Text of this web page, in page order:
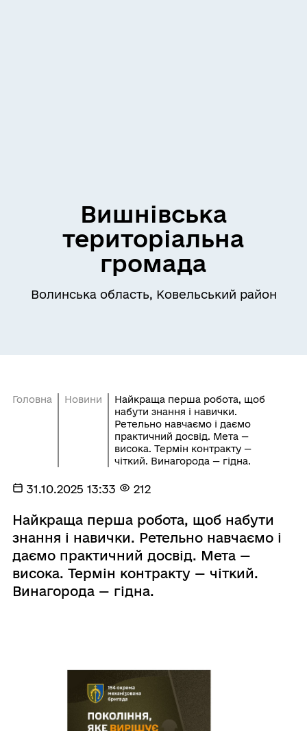
Вишнівська
територіальна
громада
Волинська область, Ковельський район
Головна Новини
Найкраща перша робота, щоб
набути знання і навички.
Ретельно навчаємо і даємо
практичний досвід. Мета —
висока. Термін контракту —
чіткий. Винагорода — гідна.
31.10.2025 13:33 212
Найкраща перша робота, щоб набути
знання і навички. Ретельно навчаємо і
даємо практичний досвід. Мета —
висока. Термін контракту — чіткий.
Винагорода — гідна.